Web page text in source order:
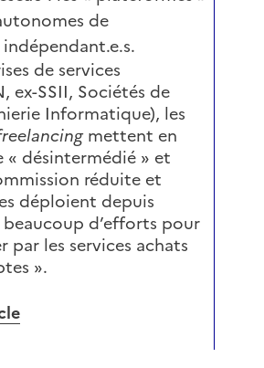
de
de services
ex-SSII, Sociétés de
Informatique), les
mettent en
« désintermédié » et
réduite et
déploient depuis
beaucoup d’efforts pour
par les services achats
».